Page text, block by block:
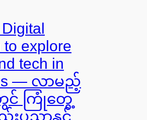
to explore
tech in
— လာမည့်
င် ကြုံတွေ့
ပညာနှင့်